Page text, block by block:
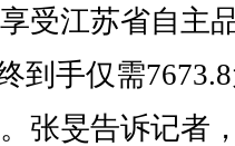
受江苏省自主
到手仅需
张旻告诉记者